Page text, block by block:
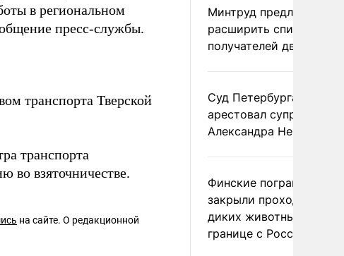
в региональном
пресс-службы.
транспорта Тверской
транспорта
во взяточничестве.
на сайте. О редакционной
Минтруд предложил
расширить список
получателей двух
Суд Петербурга заочно
арестовал супругу
Александра Невзорова
Финские пограничники
закрыли проходы для
диких животных на
границе с Россией